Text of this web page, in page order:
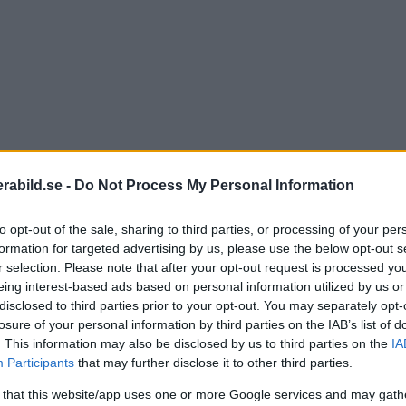
- Do Not Process My Personal Information
opt-out of the sale, sharing to third parties, or processing of your
for targeted advertising by us, please use the below opt-out
selection. Please note that after your opt-out request is processed
interest-based ads based on personal information utilized by us
to third parties prior to your opt-out. You may separately
of your personal information by third parties on the IAB’s list of
This information may also be disclosed by us to third parties on the
Participants that may further disclose it to other third parties.
that this website/app uses one or more Google services and may
density"– passande spegellösa kameror. Just CINE
att passa vid olika tillfällen.
till ND128 (2,1), vilket ger ett spann på 0,78–50
den som filmar i starkt solsken och behöver